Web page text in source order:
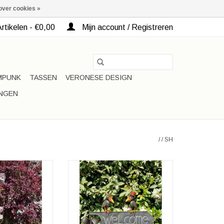
- €0,00 Mijn account / Registreren
TASSEN
VERONESE DESIGN
//SH
Tuinsteker
WINKELWAGEN
Decoratieve Metalen Tuinsteker
Welkom
Hoogte: ca.124cm
TOEVOEGEN AAN WINKELWAGEN
cookies »